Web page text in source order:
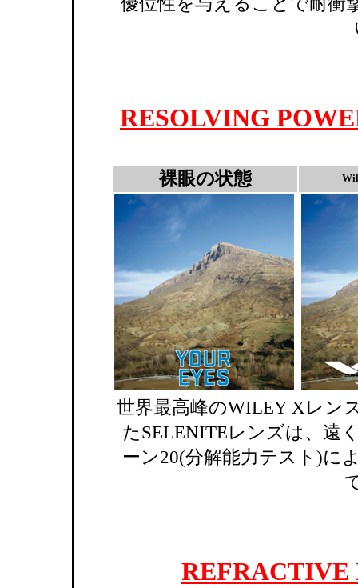
RESOLVING
裸眼の状態
世界最高峰のWILEY Xレン
たSELENITEレンズは、遠
ーン20(分解能力テスト)に
REFRACTIVE